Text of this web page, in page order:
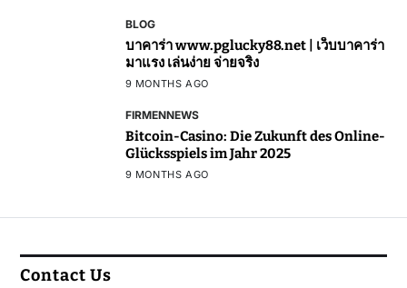
BLOG
บาคาร่า www.pglucky88.net | เว็บบาคาร่า
มาแรง เล่นง่าย จ่ายจริง
9 MONTHS AGO
FIRMENNEWS
Bitcoin-Casino: Die Zukunft des Online-
Glücksspiels im Jahr 2025
9 MONTHS AGO
Contact Us